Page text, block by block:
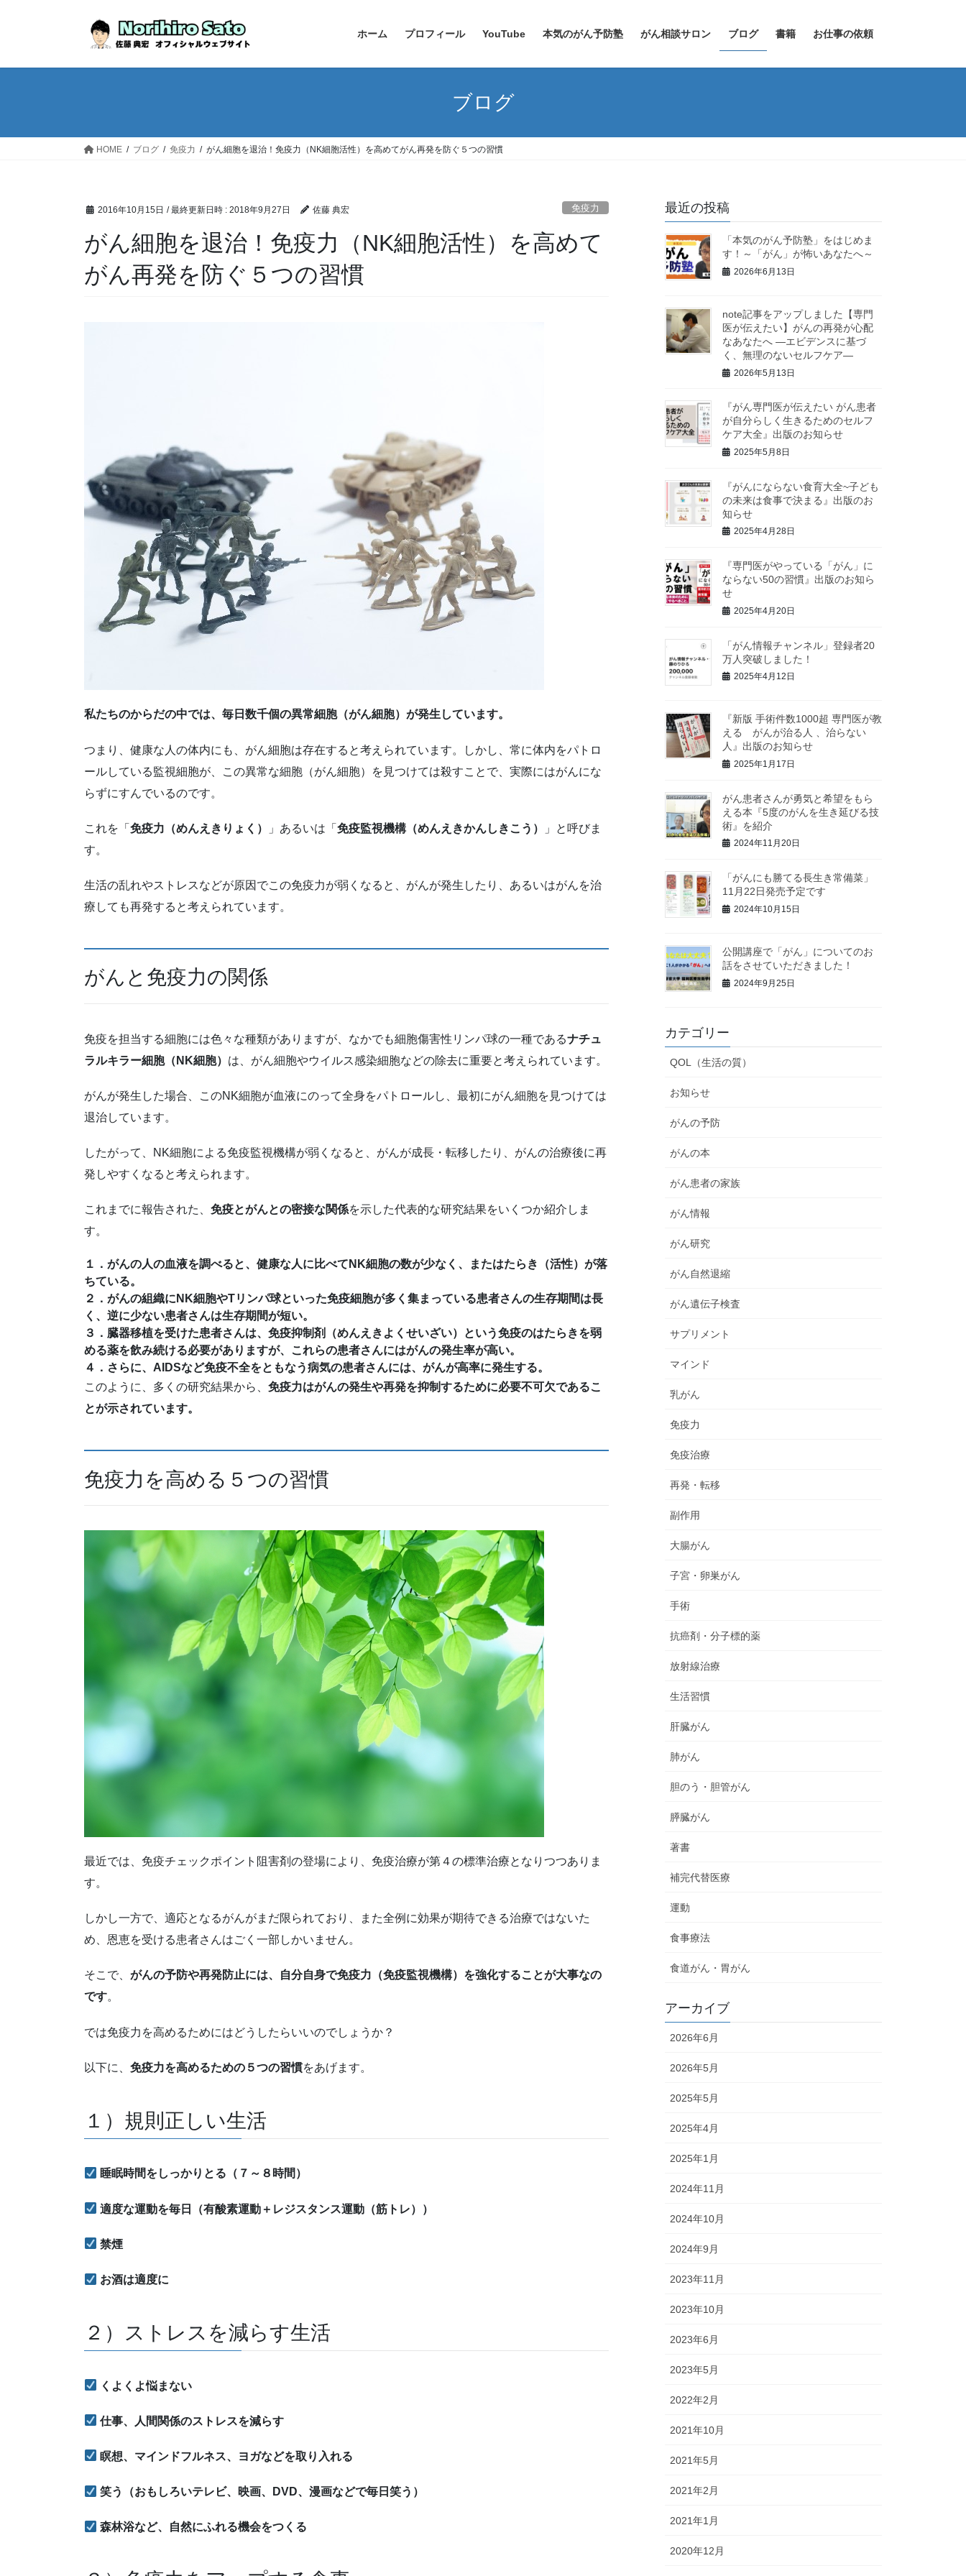
ホーム プロフィール YouTube 本気のがん予防塾 がん相談サロン ブログ 書籍 お仕事の依頼
ブログ
HOME ブログ 免疫力 がん細胞を退治！免疫力（NK細胞活性）を高めてがん再発を防ぐ５つの習慣
2016年10月15日 / 最終更新日時 : 2018年9月27日 佐藤 典宏 免疫力
がん細胞を退治！免疫力（NK細胞活性）を高めて
がん再発を防ぐ５つの習慣
私たちのからだの中では、毎日数千個の異常細胞（がん細胞）が発生しています。
つまり、健康な人の体内にも、がん細胞は存在すると考えられています。しかし、常に体内をパトロ
ールしている監視細胞が、この異常な細胞（がん細胞）を見つけては殺すことで、実際にはがんにな
らずにすんでいるのです。
これを「 免疫力（めんえきりょく） 」あるいは「 免疫監視機構（めんえきかんしきこう）
」と呼びま
す。
生活の乱れやストレスなどが原因でこの免疫力が弱くなると、がんが発生したり、あるいはがんを治
療しても再発すると考えられています。
がんと免疫力の関係
免疫を担当する細胞には色々な種類がありますが、なかでも細胞傷害性リンパ球の一種であるナチュ
ラルキラー細胞（NK細胞） は、がん細胞やウイルス感染細胞などの除去に重要と考えられています。
がんが発生した場合、このNK細胞が血液にのって全身をパトロールし、最初にがん細胞を見つけては
退治しています。
したがって、NK細胞による免疫監視機構が弱くなると、がんが成長・転移したり、がんの治療後に再
発しやすくなると考えられます。
これまでに報告された、 免疫とがんとの密接な関係を示した代表的な研究結果をいくつか紹介しま
す。
１．がんの人の血液を調べると、健康な人に比べてNK細胞の数が少なく、またはたらき（活性）が落
ちている。
２．がんの組織にNK細胞やTリンパ球といった免疫細胞が多く集まっている患者さんの生存期間は長
く、逆に少ない患者さんは生存期間が短い。
３．臓器移植を受けた患者さんは、免疫抑制剤（めんえきよくせいざい）という免疫のはたらきを弱
める薬を飲み続ける必要がありますが、これらの患者さんにはがんの発生率が高い。
４．さらに、AIDSなど免疫不全をともなう病気の患者さんには、がんが高率に発生する。
このように、多くの研究結果から、 免疫力はがんの発生や再発を抑制するために必要不可欠であるこ
とが示されています。
免疫力を高める５つの習慣
最近では、免疫チェックポイント阻害剤の登場により、免疫治療が第４の標準治療となりつつありま
す。
しかし一方で、適応となるがんがまだ限られており、また全例に効果が期待できる治療ではないた
め、恩恵を受ける患者さんはごく一部しかいません。
そこで、 がんの予防や再発防止には、 自分自身で免疫力（免疫監視機構）を強化することが大事なの
です。
では免疫力を高めるためにはどうしたらいいのでしょうか？
以下に、 免疫力を高めるための５つの習慣をあげます。
１）規則正しい生活
睡眠時間をしっかりとる（７～８時間）
適度な運動を毎日（有酸素運動＋レジスタンス運動（筋トレ））
禁煙
お酒は適度に
２）ストレスを減らす生活
くよくよ悩まない
仕事、人間関係のストレスを減らす
瞑想、マインドフルネス、ヨガなどを取り入れる
笑う（おもしろいテレビ、映画、DVD、漫画などで毎日笑う）
森林浴など、自然にふれる機会をつくる
最近の投稿
「本気のがん予防塾」をはじめま
す！～「がん」が怖いあなたへ～
2026年6月13日
note記事をアップしました【専門
医が伝えたい】がんの再発が心配
なあなたへ ―エビデンスに基づ
く、無理のないセルフケア―
2026年5月13日
『がん専門医が伝えたい がん患者
が自分らしく生きるためのセルフ
ケア大全』出版のお知らせ
2025年5月8日
『がんにならない食育大全~子ども
の未来は食事で決まる』出版のお
知らせ
2025年4月28日
『専門医がやっている「がん」に
ならない50の習慣』出版のお知ら
せ
2025年4月20日
「がん情報チャンネル」登録者20
万人突破しました！
2025年4月12日
『新版 手術件数1000超 専門医が教
える がんが治る人 、治らない
人』出版のお知らせ
2025年1月17日
がん患者さんが勇気と希望をもら
える本『5度のがんを生き延びる技
術』を紹介
2024年11月20日
「がんにも勝てる長生き常備菜」
11月22日発売予定です
2024年10月15日
公開講座で「がん」についてのお
話をさせていただきました！
2024年9月25日
カテゴリー
QOL（生活の質）
お知らせ
がんの予防
がんの本
がん患者の家族
がん情報
がん研究
がん自然退縮
がん遺伝子検査
サプリメント
マインド
乳がん
免疫力
免疫治療
再発・転移
副作用
大腸がん
子宮・卵巣がん
手術
抗癌剤・分子標的薬
放射線治療
生活習慣
肝臓がん
肺がん
胆のう・胆管がん
膵臓がん
著書
補完代替医療
運動
食事療法
食道がん・胃がん
アーカイブ
2026年6月
2026年5月
2025年5月
2025年4月
2025年1月
2024年11月
2024年10月
2024年9月
2023年11月
2023年10月
2023年6月
2023年5月
2022年2月
2021年10月
2021年5月
2021年2月
2021年1月
2020年12月